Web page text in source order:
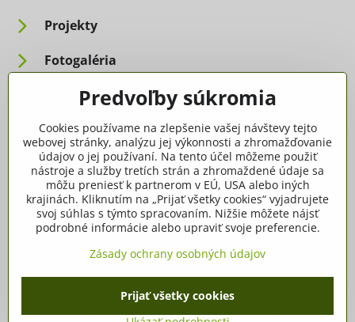
Projekty
Fotogaléria
Informácie pre rodičov
Dôležité informácie
Ako spracúvame osobné údaje
Tlačivá, dokumenty
©2026Copyright
Predvoľby súkromiaZásady ochrany osobných údajov
Predvoľby súkromia
Cookies používame na zlepšenie vašej návštevy tejto
webovej stránky, analýzu jej výkonnosti a zhromažďovanie
údajov o jej používaní. Na tento účel môžeme použiť
nástroje a služby tretích strán a zhromaždené údaje sa
môžu preniesť k partnerom v EÚ, USA alebo iných
krajinách. Kliknutím na „Prijať všetky cookies“ vyjadrujete
svoj súhlas s týmto spracovaním. Nižšie môžete nájsť
podrobné informácie alebo upraviť svoje preferencie.
Zásady ochrany osobných údajov
Prijať všetky cookies